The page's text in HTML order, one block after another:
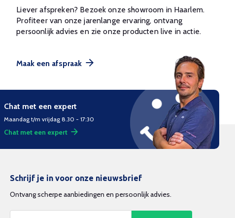
Liever afspreken? Bezoek onze showroom in Haarlem.
Profiteer van onze jarenlange ervaring, ontvang
persoonlijk advies en zie onze producten live in actie.
Maak een afspraak
Chat met een expert
Maandag t/m vrijdag 8.30 - 17:30
Chat met een expert
Schrijf je in voor onze nieuwsbrief
Ontvang scherpe aanbiedingen en persoonlijk advies.